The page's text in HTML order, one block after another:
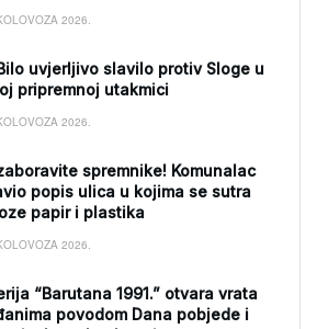
2026.
uvjerljivo slavilo protiv Sloge u
pripremnoj utakmici
2026.
spremnike! Komunalac
popis ulica u kojima se sutra
papir i plastika
2026.
“Barutana 1991.” otvara vrata
povodom Dana pobjede i